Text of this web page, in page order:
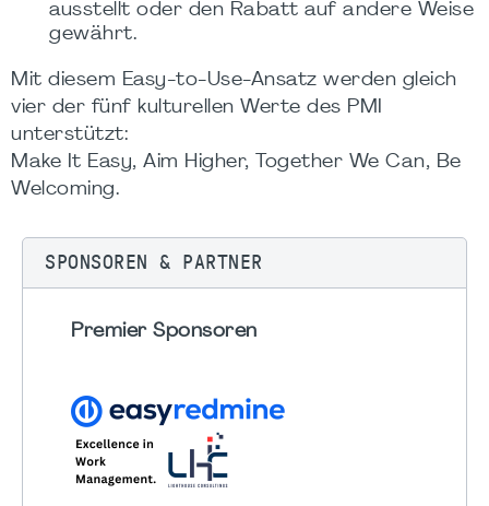
ausstellt oder den Rabatt auf andere Weise
gewährt.
Mit diesem Easy-to-Use-Ansatz werden gleich
vier der fünf kulturellen Werte des PMI
unterstützt:
Make It Easy, Aim Higher, Together We Can, Be
Welcoming.
SPONSOREN & PARTNER
Premier Sponsoren